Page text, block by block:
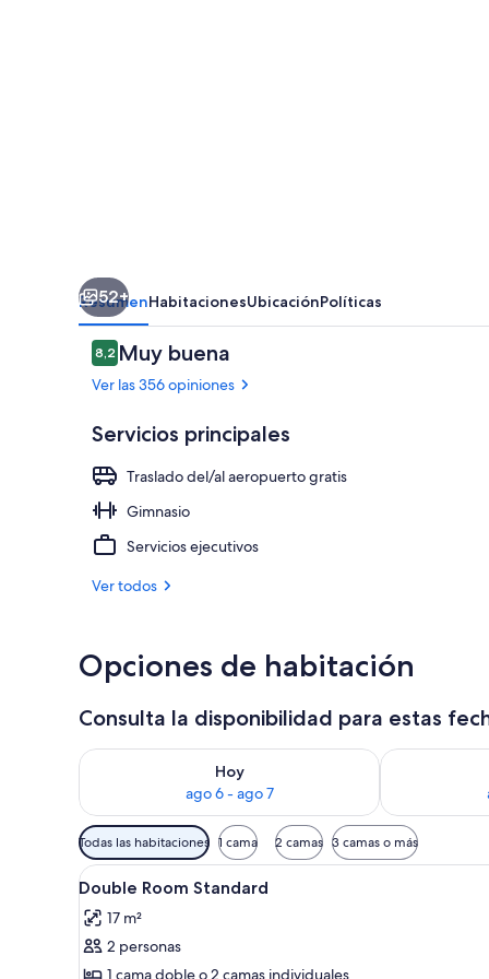
52+
ResumenHabitacionesUbicaciónPolíticas
Opiniones
8,28,2 de 10
Muy buena
Ver las 356 opiniones
Servicios principales
Traslado del/al aeropuerto gratis
Gimnasio
Servicios ejecutivos
Ver todos
Opciones de habitación
Consulta la disponibilidad para estas
Hoy
ago 6 - ago 7
Consulta la disponibilidad para hoy ago 6 - ago 7
Consulta la
Filtros
disponibles
para
las
habitaciones
Todas las habitaciones 1 cama 2 camas 3 camas o más
Ver
todas
las
fotos
Caja de seguridad en la
4
Double Room Standard
17 m²
2 personas
1 cama doble o 2 camas individuales